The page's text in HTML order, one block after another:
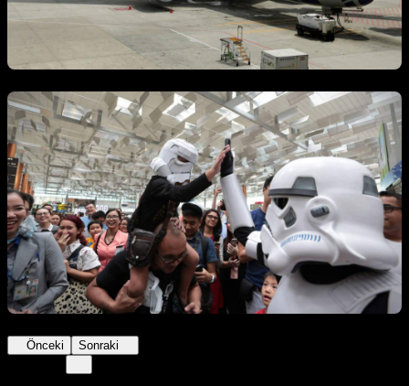
Önceki Sonraki